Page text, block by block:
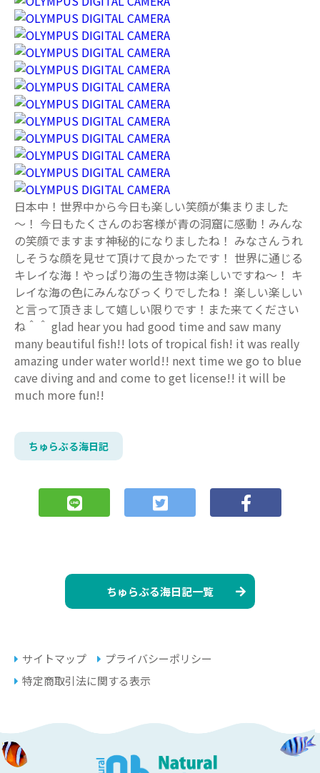
日本中！世界中から今日も楽しい笑顔が集まりました
～！ 今日もたくさんのお客様が青の洞窟に感動！みんな
の笑顔でますます神秘的になりましたね！ みなさんうれ
しそうな顔を見せて頂けて良かったです！ 世界に通じる
キレイな海！やっぱり海の生き物は楽しいですね～！ キ
レイな海の色にみんなびっくりでしたね！ 楽しい楽しい
と言って頂きまして嬉しい限りです！また来てください
ね＾＾ glad hear you had good time and saw many
many beautiful fish!! lots of tropical fish! it was really
amazing under water world!! next time we go to blue
cave diving and and come to get license!! it will be
much more fun!!
ちゅらぶる海日記
ちゅらぶる海日記一覧
サイトマップ
プライバシーポリシー
特定商取引法に関する表示